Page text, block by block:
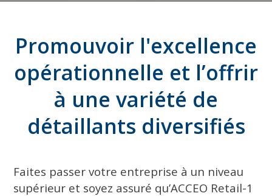
Promouvoir l'excellence
opérationnelle et l’offrir
à une variété de
détaillants diversifiés
Faites passer votre entreprise à un niveau
supérieur et soyez assuré qu’ACCEO Retail-1